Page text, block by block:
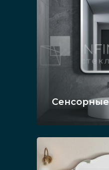
Сенсорные